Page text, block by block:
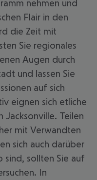
nehmen und
Flair in den
die Zeit mit
Sie regionales
Augen durch
und lassen Sie
auf sich
eignen sich etliche
Jacksonville. Teilen
mit Verwandten
sich auch darüber
sind, sollten Sie auf
In